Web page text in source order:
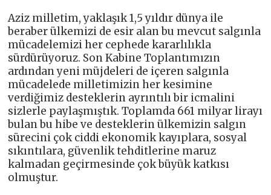
Aziz milletim, yaklaşık 1,5 yıldır dünya ile
beraber ülkemizi de esir alan bu mevcut salgınla
mücadelemizi her cephede kararlılıkla
sürdürüyoruz. Son Kabine Toplantımızın
ardından yeni müjdeleri de içeren salgınla
mücadelede milletimizin her kesimine
verdiğimiz desteklerin ayrıntılı bir icmalini
sizlerle paylaşmıştık. Toplamda 661 milyar lirayı
bulan bu hibe ve desteklerin ülkemizin salgın
sürecini çok ciddi ekonomik kayıplara, sosyal
sıkıntılara, güvenlik tehditlerine maruz
kalmadan geçirmesinde çok büyük katkısı
olmuştur.